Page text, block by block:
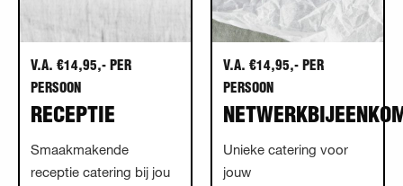
V.A. €14,95,- PER
PERSOON
RECEPTIE
Smaakmakende
receptie catering bij jou
V.A. €14,95,- PER
PERSOON
Unieke catering voor
jouw